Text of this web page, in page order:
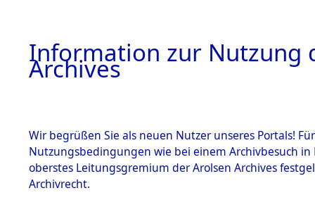
Information zur Nutzung
Archives
Wir begrüßen Sie als neuen Nutzer unseres Portals!
Nutzungsbedingungen wie bei einem Archivbesuch
oberstes Leitungsgremium der Arolsen Archives
Archivrecht.